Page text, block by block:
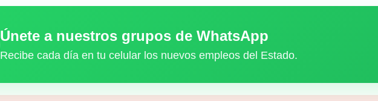
Únete a nuestros grupos de WhatsApp
Recibe cada día en tu celular los nuevos empleos del Estado.